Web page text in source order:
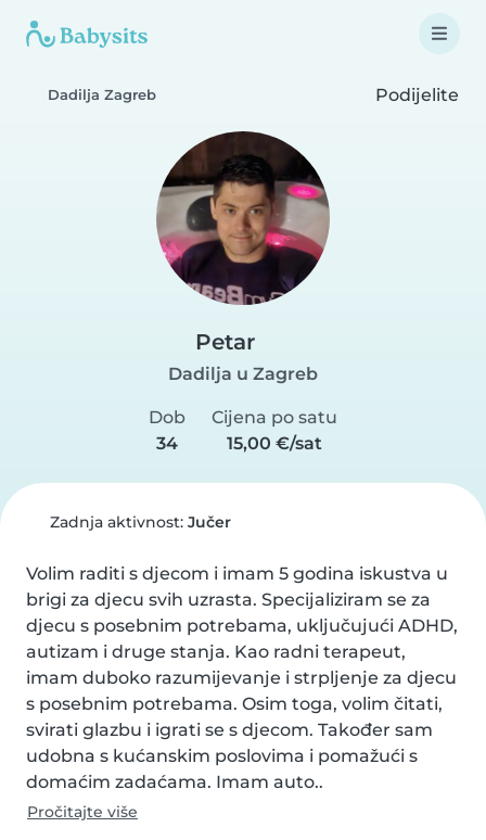
Dadilja Zagreb Podijelite
Petar
Dadilja u Zagreb
Dob
34
Cijena po satu
15,00 €/sat
Zadnja aktivnost: Jučer
Volim raditi s djecom i imam 5 godina iskustva u
brigi za djecu svih uzrasta. Specijaliziram se za
djecu s posebnim potrebama, uključujući ADHD,
autizam i druge stanja. Kao radni terapeut,
imam duboko razumijevanje i strpljenje za djecu
s posebnim potrebama. Osim toga, volim čitati,
svirati glazbu i igrati se s djecom. Također sam
udobna s kućanskim poslovima i pomažući s
domaćim zadaćama. Imam auto..
Pročitajte više